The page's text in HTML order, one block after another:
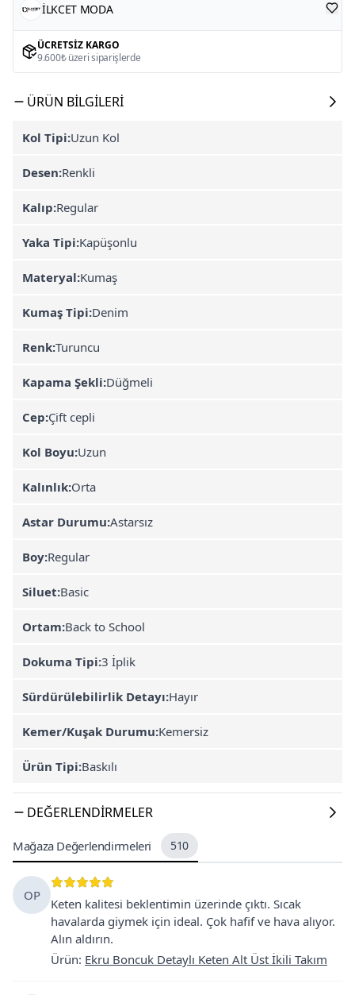
İLKCET MODA
ÜCRETSIZ KARGO
9.600₺ üzeri siparişlerde
ÜRÜN BILGILERI
Kol Tipi:Uzun Kol
Desen:Renkli
Kalıp:Regular
Yaka Tipi:Kapüşonlu
Materyal:Kumaş
Kumaş Tipi:Denim
Renk:Turuncu
Kapama Şekli:Düğmeli
Cep:Çift cepli
Kol Boyu:Uzun
Kalınlık:Orta
Astar Durumu:Astarsız
Boy:Regular
Siluet:Basic
Ortam:Back to School
Dokuma Tipi:3 İplik
Sürdürülebilirlik Detayı:Hayır
Kemer/Kuşak Durumu:Kemersiz
Ürün Tipi:Baskılı
DEĞERLENDIRMELER
Mağaza Değerlendirmeleri 510
OP
Keten kalitesi beklentimin üzerinde çıktı. Sıcak
havalarda giymek için ideal. Çok hafif ve hava alıyor.
Alın aldırın.
Ürün: Ekru Boncuk Detaylı Keten Alt Üst İkili Takım